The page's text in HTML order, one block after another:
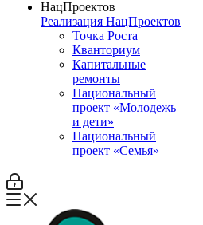
Реализация НацПроектов
Точка Роста
Кванториум
Капитальные
ремонты
Национальный
проект «Молодежь
и дети»
Национальный
проект «Семья»